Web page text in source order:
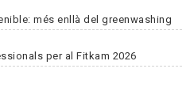
més enllà del greenwashing
per al Fitkam 2026